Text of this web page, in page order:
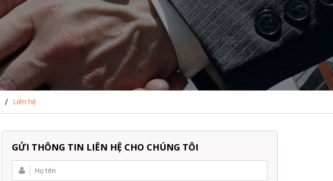
/ Liên hệ
GỬI THÔNG TIN LIÊN HỆ CHO CHÚNG TÔI